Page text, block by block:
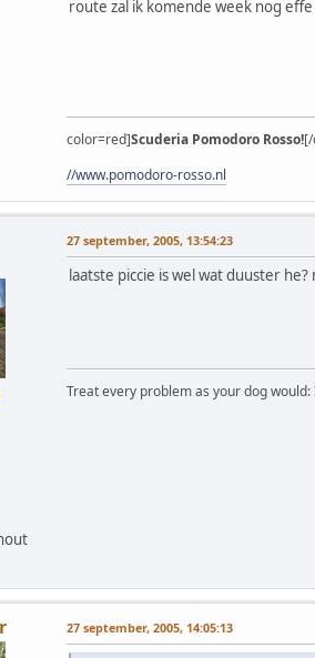
route zal ik komende week nog
color=red]Scuderia Pomodoro Rosso!
//www.pomodoro-rosso.nl
27 september, 2005, 13:54:23
laatste piccie is wel wat duuster
Treat every problem as your dog
27 september, 2005, 14:05:13